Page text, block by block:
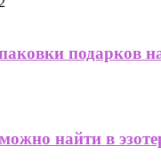
подарков
найти в